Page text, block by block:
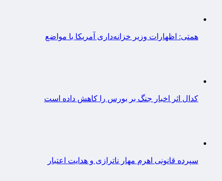
همتی: اظهارات وزیر خزانه‌داری آمریکا با مواضع
کدال اثر اخبار جنگ بر بورس را کاهش داده است
سپرده قانونی اهرم مهار ناترازی و هدایت اعتبار